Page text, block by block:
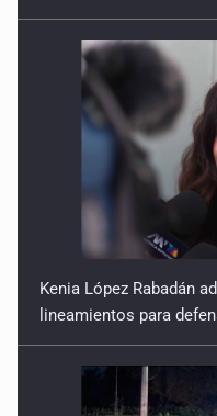
Kenia López Rabadán
lineamientos para